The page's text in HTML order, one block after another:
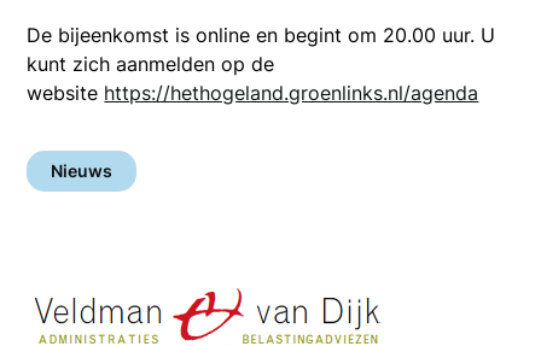
De bijeenkomst is online en begint om 20.00 uur. U
kunt zich aanmelden op de
website https://hethogeland.groenlinks.nl/agenda
Nieuws